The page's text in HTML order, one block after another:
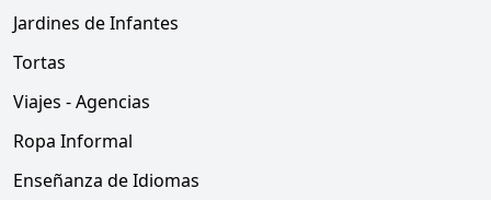
Jardines de Infantes
Tortas
Viajes - Agencias
Ropa Informal
Enseñanza de Idiomas